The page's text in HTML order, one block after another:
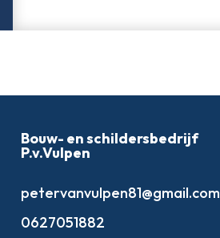
Bouw- en schildersbedrijf
P.v.Vulpen
petervanvulpen81@gmail.com
0627051882